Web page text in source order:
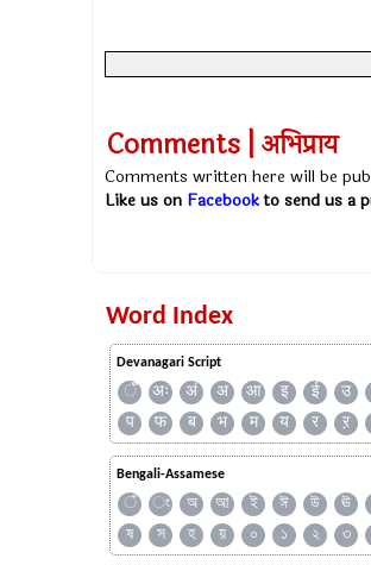
Comments | अभिप्राय
Comments written here will be
Like us on Facebookto send us a
Word Index
Devanagari Script
ँ अः अं अ आ इ ई उ
प
फ ब भ म य र ऱ
Bengali-Assamese
ঁ ং অ আ ই ঈ উ ঊ
ষ
স হ য় ০ ১ ২ ৩